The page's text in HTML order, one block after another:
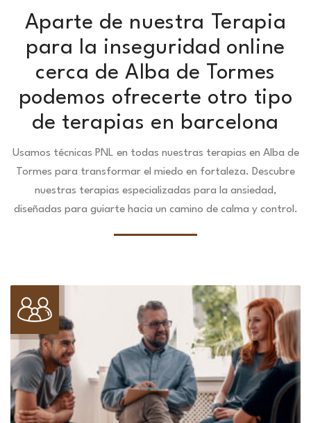
Aparte de nuestra Terapia
para la inseguridad online
cerca de Alba de Tormes
podemos ofrecerte otro tipo
de terapias en barcelona
Usamos técnicas PNL en todas nuestras terapias en Alba de
Tormes para transformar el miedo en fortaleza. Descubre
nuestras terapias especializadas para la ansiedad,
diseñadas para guiarte hacia un camino de calma y control.